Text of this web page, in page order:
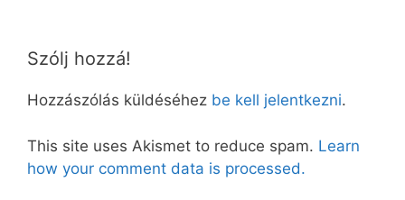
Szólj hozzá!
Hozzászólás küldéséhez be kell jelentkezni.
This site uses Akismet to reduce spam. Learn
how your comment data is processed.